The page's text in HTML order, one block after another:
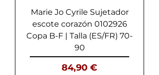
Marie Jo Cyrile Sujetador
escote corazón 0102926
Copa B-F | Talla (ES/FR) 70-
90
Precio
84,90 €